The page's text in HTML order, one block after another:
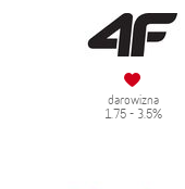
darowizna
1.75 - 3.5%